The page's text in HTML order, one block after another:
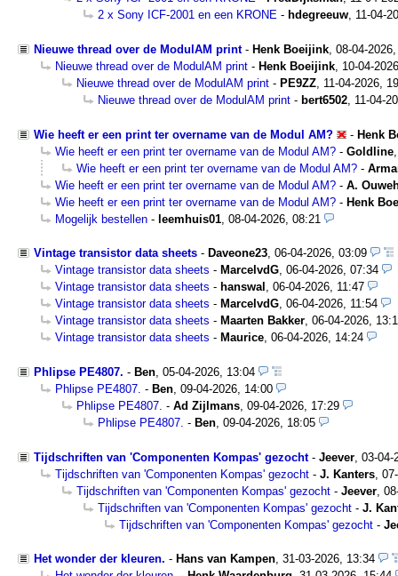
2 x Sony ICF-2001 en een KRONE - hdegreeuw, 11-04-
Nieuwe thread over de ModulAM print- Henk Boeijink 08-04-
Nieuwe thread over de ModulAM print - Henk Boeijink 10-04-
Nieuwe thread over de ModulAM print - PE9ZZ 11-04-2026,
Nieuwe thread over de ModulAM print - bert6502 11-04-
Wie heeft er een print ter overname van de Modul AM? - Henk
Wie heeft er een print ter overname van de Modul AM? - Goldline
Wie heeft er een print ter overname van de Modul AM? -
Wie heeft er een print ter overname van de Modul AM? - A.
Wie heeft er een print ter overname van de Modul AM? - Henk
Mogelijk bestellen - leemhuis01 08-04-2026, 08:21
Vintage transistor data sheets - Daveone23, 06-04-2026, 03:09
Vintage transistor data sheets - MarcelvdG, 06-04-2026, 07:34
Vintage transistor data sheets - hanswal , 06-04-2026, 11:47
Vintage transistor data sheets - MarcelvdG, 06-04-2026, 11:54
Vintage transistor data sheets - Maarten Bakker, 06-04-2026,
Vintage transistor data sheets - Maurice, 06-04-2026, 14:24
Phlipse PE4807. - Ben 05-04-2026, 13:04
Phlipse PE4807. - Ben 09-04-2026, 14:00
Phlipse PE4807. - Ad Zijlmans 09-04-2026, 17:29
Phlipse PE4807. - Ben 09-04-2026, 18:05
Tijdschriften van 'Componenten Kompas' gezocht- Jeever 03-
Tijdschriften van 'Componenten Kompas' gezocht - J. Kanters
Tijdschriften van 'Componenten Kompas' gezocht - Jeever
Tijdschriften van 'Componenten Kompas' gezocht - J.
Tijdschriften van 'Componenten Kompas' gezocht -
Het wonder der kleuren. - Hans van Kampen, 31-03-2026, 13:34